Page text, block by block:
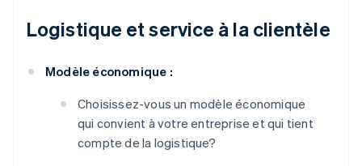
Logistique et service à la clientèle
Modèle économique :
Choisissez-vous un modèle économique
qui convient à votre entreprise et qui tient
compte de la logistique?